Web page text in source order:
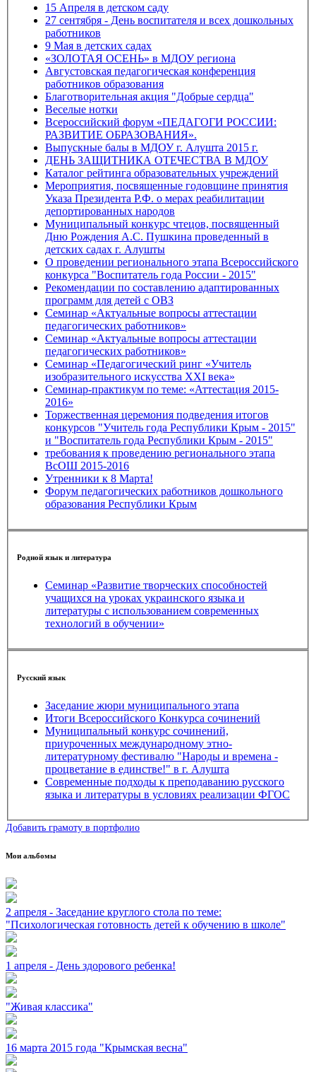
15 Апреля в детском саду
27 сентября - День воспитателя и всех дошкольных
работников
9 Мая в детских садах
«ЗОЛОТАЯ ОСЕНЬ» в МДОУ региона
Августовская педагогическая конференция
работников образования
Благотворительная акция "Добрые сердца"
Веселые нотки
Всероссийский форум «ПЕДАГОГИ РОССИИ:
РАЗВИТИЕ ОБРАЗОВАНИЯ».
Выпускные балы в МДОУ г. Алушта 2015 г.
ДЕНЬ ЗАЩИТНИКА ОТЕЧЕСТВА В МДОУ
Каталог рейтинга образовательных учреждений
Мероприятия, посвященные годовщине принятия
Указа Президента Р.Ф. о мерах реабилитации
депортированных народов
Муниципальный конкурс чтецов, посвященный
Дню Рождения А.С. Пушкина проведенный в
детских садах г. Алушты
О проведении регионального этапа Всероссийского
конкурса "Воспитатель года России - 2015"
Рекомендации по составлению адаптированных
программ для детей с ОВЗ
Семинар «Актуальные вопросы аттестации
педагогических работников»
Семинар «Актуальные вопросы аттестации
педагогических работников»
Семинар «Педагогический ринг «Учитель
изобразительного искусства XXI века»
Семинар-практикум по теме: «Аттестация 2015-
2016»
Торжественная церемония подведения итогов
конкурсов "Учитель года Республики Крым - 2015"
и "Воспитатель года Республики Крым - 2015"
требования к проведению регионального этапа
ВсОШ 2015-2016
Утренники к 8 Марта!
Форум педагогических работников дошкольного
образования Республики Крым
Родной язык и литература
Семинар «Развитие творческих способностей
учащихся на уроках украинского языка и
литературы с использованием современных
технологий в обучении»
Русский язык
Заседание жюри муниципального этапа
Итоги Всероссийского Конкурса сочинений
Муниципальный конкурс сочинений,
приуроченных международному этно-
литературному фестивалю "Народы и времена -
процветание в единстве!" в г. Алушта
Современные подходы к преподаванию русского
языка и литературы в условиях реализации ФГОС
Добавить грамоту в портфолио
Мои альбомы
2 апреля - Заседание круглого стола по теме:
"Психологическая готовность детей к обучению в школе"
1 апреля - День здорового ребенка!
"Живая классика"
16 марта 2015 года "Крымская весна"